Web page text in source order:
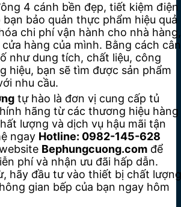
4 cánh bền đẹp, tiết kiệm điện
bảo quản thực phẩm hiệu quả
chi phí vận hành cho nhà hàng,
hàng của mình. Bằng cách cân
như dung tích, chất liệu, công
hiệu, bạn sẽ tìm được sản phẩm
nhu cầu.
tự hào là đơn vị cung cấp tủ
hãng từ các thương hiệu hàng
lượng và dịch vụ hậu mãi tận
ngay Hotline: 0982-145-628
Bephungcuong.com để
phí và nhận ưu đãi hấp dẫn.
hãy đầu tư vào thiết bị chất lượng
gian bếp của bạn ngay hôm